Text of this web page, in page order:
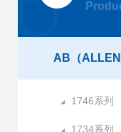
AB（
1746系列
1734系列